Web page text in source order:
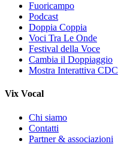
Fuoricampo
Podcast
Doppia Coppia
Voci Tra Le Onde
Festival della Voce
Cambia il Doppiaggio
Mostra Interattiva CDC
Vix Vocal
Chi siamo
Contatti
Partner & associazioni